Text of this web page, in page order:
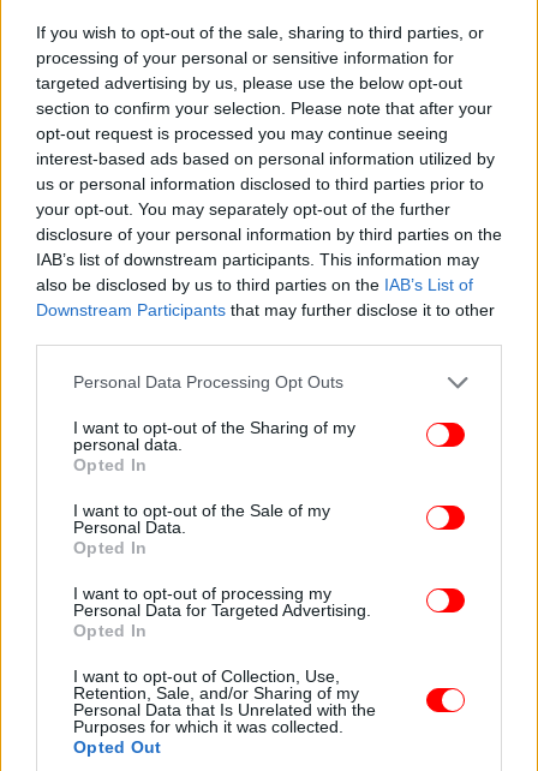
If you wish to opt-out of the sale, sharing to third parties, or
processing of your personal or sensitive information for
targeted advertising by us, please use the below opt-out
section to confirm your selection. Please note that after your
opt-out request is processed you may continue seeing
interest-based ads based on personal information utilized by
us or personal information disclosed to third parties prior to
your opt-out. You may separately opt-out of the further
disclosure of your personal information by third parties on the
IAB’s list of downstream participants. This information may
also be disclosed by us to third parties on the IAB’s List of
Downstream Participants that may further disclose it to other
Please note that this website/app uses one or more Google
not limited to your visit or usage behaviour. You may click to
grant or deny consent to Google and its third-party tags to
use your data for below specified purposes in below Google
consent section.
Personal Data Processing Opt Outs
I want to opt-out of the Sharing of my
personal data.
Opted In
I want to opt-out of the Sale of my
Personal Data.
Opted In
I want to opt-out of processing my
Personal Data for Targeted Advertising.
Opted In
I want to opt-out of Collection, Use,
Retention, Sale, and/or Sharing of my
Personal Data that Is Unrelated with the
Purposes for which it was collected.
Opted Out
Το γλυκό αυτό δημιουργήθηκε προς τιμήν της
Χιλιανής τραγουδίστριας Ροζίτα Σεράνο όταν
εκείνη τραγουδούσε στην Αθήνα. Η ιστορία λέει ότι
δημιουργός της ήταν ο ιδιοκτήτης του Select στη
Φωκίωνος Νέγρη, ένα από τα εμβληματικά
ζαχαροπλαστεία της δεκαετίας του ’50.